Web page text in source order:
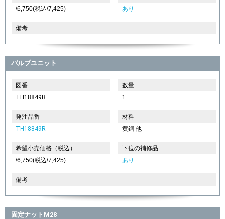
\6,750(税込\7,425)
あり
備考
バルブユニット
図番
TH18849R
数量
1
発注品番
TH18849R
材料
黄銅 他
希望小売価格（税込）
\6,750(税込\7,425)
下位の補修品
あり
備考
固定ナットM28